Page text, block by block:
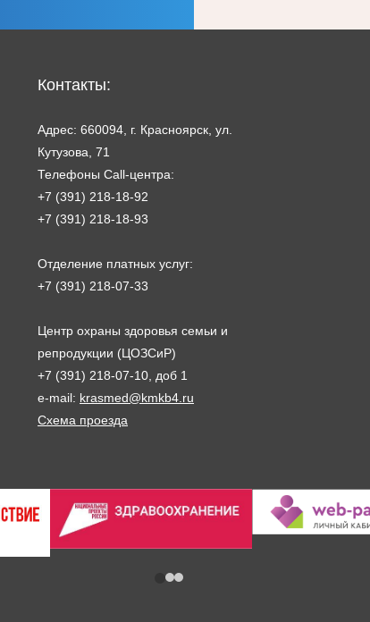
Контакты:
Адрес: 660094, г. Красноярск, ул.
Кутузова, 71
Телефоны Call-центра:
+7 (391) 218-18-92
+7 (391) 218-18-93
Отделение платных услуг:
+7 (391) 218-07-33
Центр охраны здоровья семьи и
репродукции (ЦОЗСиР)
+7 (391) 218-07-10, доб 1
e-mail: krasmed@kmkb4.ru
Схема проезда